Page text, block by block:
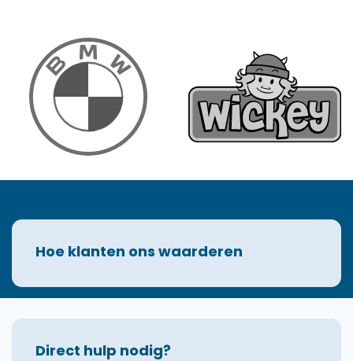
Hoe klanten ons waarderen
Direct hulp nodig?